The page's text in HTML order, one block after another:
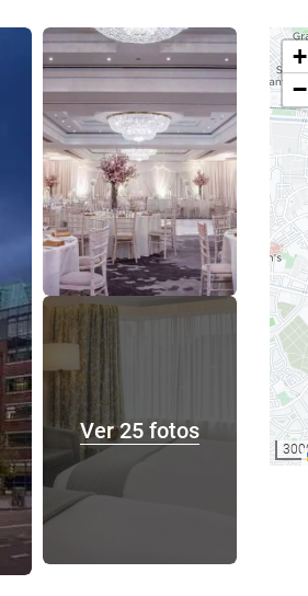
Ver 25 fotos
Ver 25 fotos
+
−